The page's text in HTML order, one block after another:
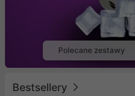
Polecane zestawy
Bestsellery